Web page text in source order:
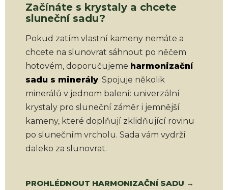
Začínáte s krystaly a chcete
sluneční sadu?
Pokud zatím vlastní kameny nemáte a
chcete na slunovrat sáhnout po něčem
hotovém, doporučujeme harmonizační
sadu s minerály. Spojuje několik
minerálů v jednom balení: univerzální
krystaly pro sluneční záměr i jemnější
kameny, které doplňují zklidňující rovinu
po slunečním vrcholu. Sada vám vydrží
daleko za slunovrat.
PROHLÉDNOUT HARMONIZAČNÍ SADU →